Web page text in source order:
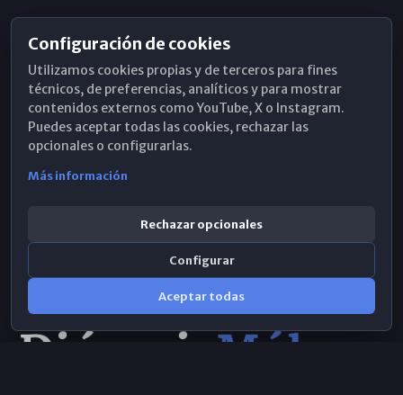
Horarios de Misa
Hemeroteca
WhatsApp
Configuración de cookies
Utilizamos cookies propias y de terceros para fines
técnicos, de preferencias, analíticos y para mostrar
contenidos externos como YouTube, X o Instagram.
Puedes aceptar todas las cookies, rechazar las
opcionales o configurarlas.
Más información
Rechazar opcionales
Configurar
Aceptar todas